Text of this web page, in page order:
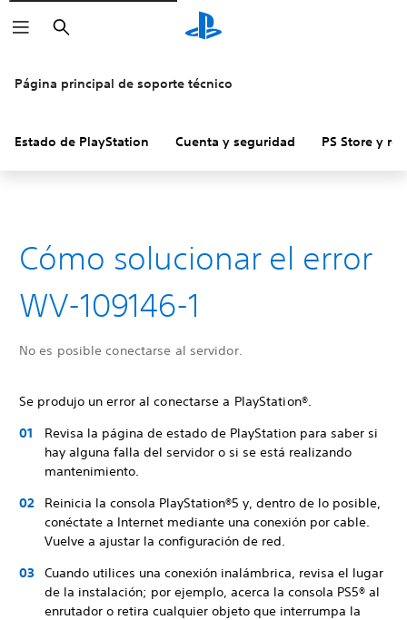
Buscar
Página principal de soporte técnico
Estado de PlayStation Cuenta y seguridad PS Store y
Cómo solucionar el error
WV-109146-1
No es posible conectarse al servidor.
Se produjo un error al conectarse a PlayStation®.
Revisa la página de estado de PlayStation para saber si
hay alguna falla del servidor o si se está realizando
mantenimiento.
Reinicia la consola PlayStation®5 y, dentro de lo posible,
conéctate a Internet mediante una conexión por cable.
Vuelve a ajustar la configuración de red.
Cuando utilices una conexión inalámbrica, revisa el lugar
de la instalación; por ejemplo, acerca la consola PS5® al
enrutador o retira cualquier objeto que interrumpa la